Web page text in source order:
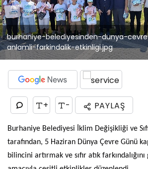
burhaniye-belediyesinden-dunya-
anlamli-farkindalik-etkinligi.jpg
+ - PAYLAŞ
Burhaniye Belediyesi İklim Değişikliği ve
tarafından, 5 Haziran Dünya Çevre Günü
bilincini artırmak ve sıfır atık